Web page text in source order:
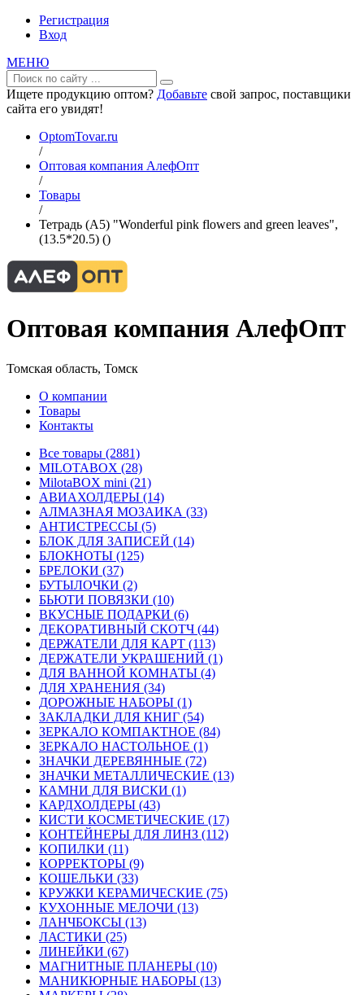
Регистрация
Вход
МЕНЮ
Ищете продукцию оптом? Добавьте свой запрос, поставщики
сайта его увидят!
OptomTovar.ru
/
Оптовая компания АлефОпт
/
Товары
/
Тетрадь (A5) "Wonderful pink flowers and green leaves",
(13.5*20.5) ()
Оптовая компания АлефОпт
Томская область, Томск
О компании
Товары
Контакты
Все товары (2881)
MILOTABOX (28)
MilotaBOX mini (21)
АВИАХОЛДЕРЫ (14)
АЛМАЗНАЯ МОЗАИКА (33)
АНТИСТРЕССЫ (5)
БЛОК ДЛЯ ЗАПИСЕЙ (14)
БЛОКНОТЫ (125)
БРЕЛОКИ (37)
БУТЫЛОЧКИ (2)
БЬЮТИ ПОВЯЗКИ (10)
ВКУСНЫЕ ПОДАРКИ (6)
ДЕКОРАТИВНЫЙ СКОТЧ (44)
ДЕРЖАТЕЛИ ДЛЯ КАРТ (113)
ДЕРЖАТЕЛИ УКРАШЕНИЙ (1)
ДЛЯ ВАННОЙ КОМНАТЫ (4)
ДЛЯ ХРАНЕНИЯ (34)
ДОРОЖНЫЕ НАБОРЫ (1)
ЗАКЛАДКИ ДЛЯ КНИГ (54)
ЗЕРКАЛО КОМПАКТНОЕ (84)
ЗЕРКАЛО НАСТОЛЬНОЕ (1)
ЗНАЧКИ ДЕРЕВЯННЫЕ (72)
ЗНАЧКИ МЕТАЛЛИЧЕСКИЕ (13)
КАМНИ ДЛЯ ВИСКИ (1)
КАРДХОЛДЕРЫ (43)
КИСТИ КОСМЕТИЧЕСКИЕ (17)
КОНТЕЙНЕРЫ ДЛЯ ЛИНЗ (112)
КОПИЛКИ (11)
КОРРЕКТОРЫ (9)
КОШЕЛЬКИ (33)
КРУЖКИ КЕРАМИЧЕСКИЕ (75)
КУХОННЫЕ МЕЛОЧИ (13)
ЛАНЧБОКСЫ (13)
ЛАСТИКИ (25)
ЛИНЕЙКИ (67)
МАГНИТНЫЕ ПЛАНЕРЫ (10)
МАНИКЮРНЫЕ НАБОРЫ (13)